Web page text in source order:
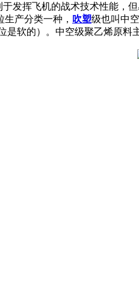
发挥飞机的战术技术性能，
产分类一种， 吹塑级也叫中
软的）。中空级聚乙烯原料